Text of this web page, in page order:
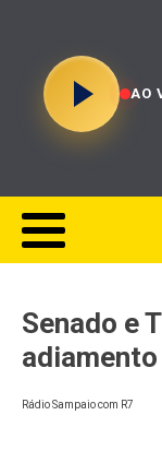
AO
Senado e
Rádio Sampaio com R7